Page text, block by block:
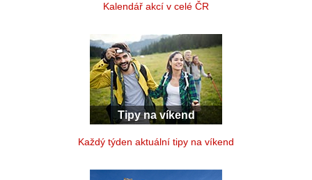
Kalendář akcí v celé ČR
Tipy na víkend
Každý týden aktuální tipy na víkend